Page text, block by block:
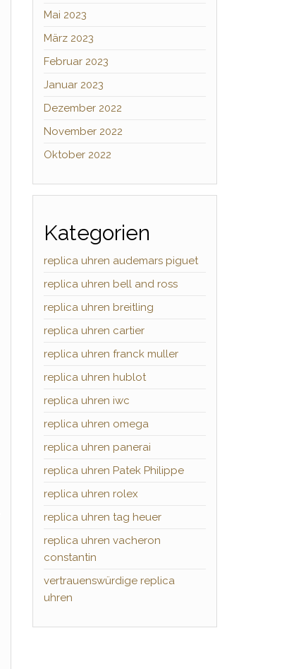
Mai 2023
März 2023
Februar 2023
Januar 2023
Dezember 2022
November 2022
Oktober 2022
Kategorien
replica uhren audemars piguet
replica uhren bell and ross
replica uhren breitling
replica uhren cartier
replica uhren franck muller
replica uhren hublot
replica uhren iwc
replica uhren omega
replica uhren panerai
replica uhren Patek Philippe
replica uhren rolex
replica uhren tag heuer
replica uhren vacheron
constantin
vertrauenswürdige replica
uhren